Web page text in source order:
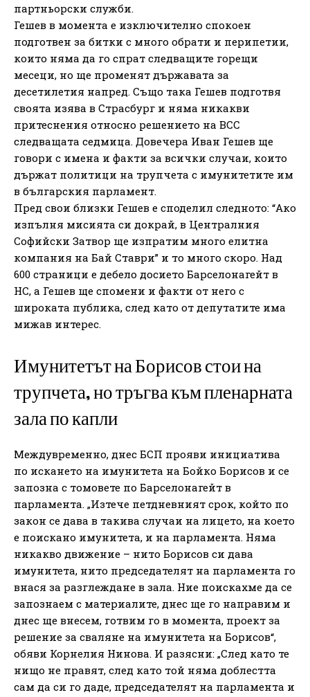
партньорски служби.
Гешев в момента е изключително спокоен
подготвен за битки с много обрати и перипетии,
които няма да го спрат следващите горещи
месеци, но ще променят държавата за
десетилетия напред. Също така Гешев подготвя
своята изява в Страсбург и няма никакви
притеснения относно решението на ВСС
следващата седмица. Довечера Иван Гешев ще
говори с имена и факти за всички случаи, които
държат политици на трупчета с имунитетите им
в българския парламент.
Пред свои близки Гешев е споделил следното: “Ако
изпълня мисията си докрай, в Централния
Софийски Затвор ще изпратим много елитна
компания на Бай Ставри” и то много скоро. Над
600 страници е дебело досието Барселонагейт в
НС, а Гешев ще спомени и факти от него с
широката публика, след като от депутатите има
мижав интерес.
Имунитетът на Борисов стои на
трупчета, но тръгва към пленарната
зала по капли
Междувременно, днес БСП прояви инициатива
по искането на имунитета на Бойко Борисов и се
запозна с томовете по Барселонагейт в
парламента. „Изтече петдневният срок, който по
закон се дава в такива случаи на лицето, на което
е поискано имунитета, и на парламента. Няма
никакво движение – нито Борисов си дава
имунитета, нито председателят на парламента го
внася за разглеждане в зала. Ние поискахме да се
запознаем с материалите, днес ще го направим и
днес ще внесем, готвим го в момента, проект за
решение за сваляне на имунитета на Борисов“,
обяви Корнелия Нинова. И разясни: „След като те
нищо не правят, след като той няма доблестта
сам да си го даде, председателят на парламента и